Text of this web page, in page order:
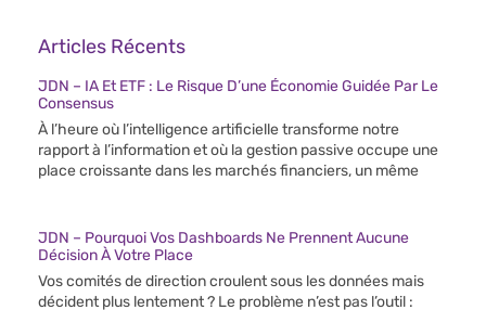
Articles Récents
JDN – IA Et ETF : Le Risque D’une Économie Guidée Par Le
Consensus
À l’heure où l’intelligence artificielle transforme notre
rapport à l’information et où la gestion passive occupe une
place croissante dans les marchés financiers, un même
JDN – Pourquoi Vos Dashboards Ne Prennent Aucune
Décision À Votre Place
Vos comités de direction croulent sous les données mais
décident plus lentement ? Le problème n’est pas l’outil :